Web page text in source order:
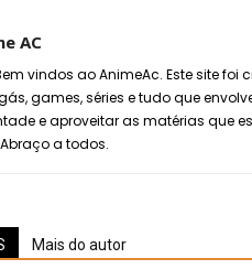
AC
vindos ao AnimeAc. Este site
games, séries e tudo que
e aproveitar as matérias que
Abraço a todos.
Mais do autor